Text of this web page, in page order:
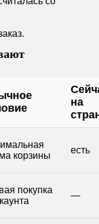
на
корзины
есть
покупка
—